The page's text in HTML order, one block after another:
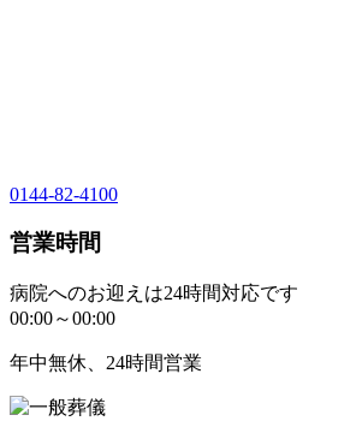
0144-82-4100
営業時間
病院へのお迎えは24時間対応です
00:00～00:00
年中無休、24時間営業